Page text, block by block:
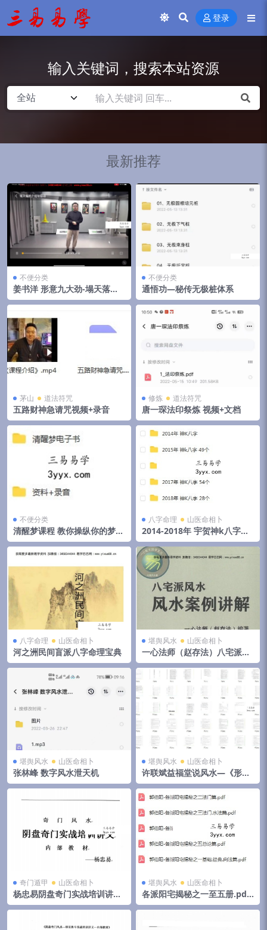
登录
输入关键词，搜索本站资源
最新推荐
不便分类
姜书洋 形意九大劲-塌天落地
翻天
不便分类
通悟功—秘传无极桩体系
茅山 道法符咒
五路财神急请咒视频+录音
修炼 道法符咒
唐一琛法印祭炼 视频+文档
不便分类
清醒梦课程 教你操纵你的梦境
视频+音频+文档 移动云盘下载
八字命理 山医命相卜
2014-2018年 宇贺神k八字合
集 夸克网盘下载
八字命理 山医命相卜
河之洲民间盲派八字命理宝典
堪舆风水 山医命相卜
一心法师（赵存法）八宅派风
水案例讲解
堪舆风水 山医命相卜
张林峰 数字风水泄天机
堪舆风水 山医命相卜
许联斌益福堂说风水—《形派
峦体风水案例合集》，4册共5
00页 夸克网盘下载
奇门遁甲 山医命相卜
杨忠易阴盘奇门实战培训讲义.
pdf 174页高清电子版 百度云
堪舆风水 山医命相卜
各派阳宅揭秘之一至五册.pdf
郭伯阳 百度云下载！